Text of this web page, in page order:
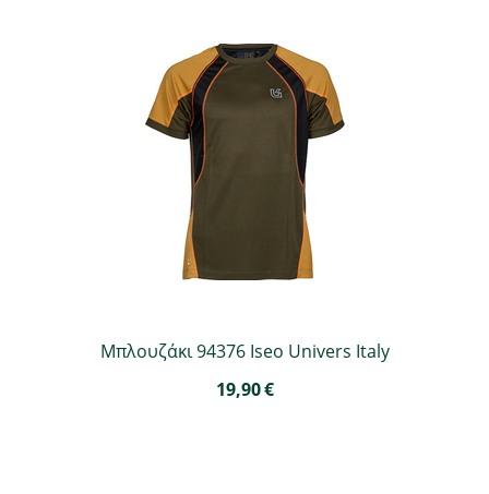
Μπλουζάκι 94376 Iseo Univers Italy
19,90€